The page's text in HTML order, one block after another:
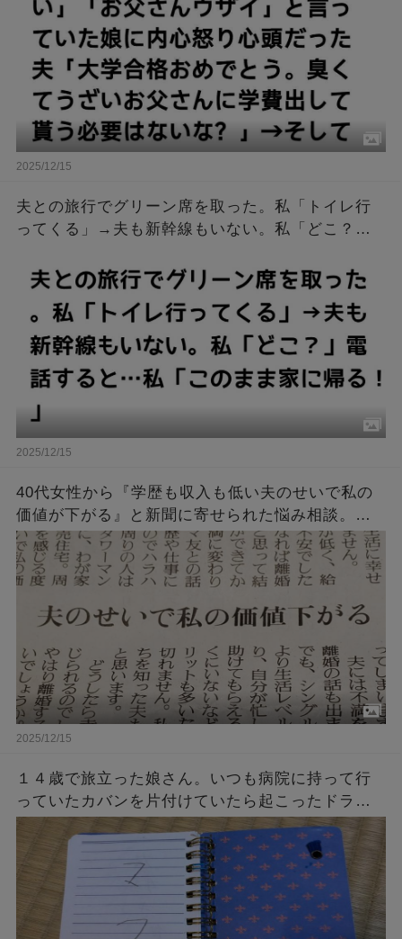
2025/12/15
夫との旅行でグリーン席を取った。私「トイレ行
ってくる」→夫も新幹線もいない。私「どこ？」
2025/12/15
40代女性から『学歴も収入も低い夫のせいで私の
価値が下がる』と新聞に寄せられた悩み相談。
→「回答によく言ってくれた！」「ど正論」
2025/12/15
１４歳で旅立った娘さん。いつも病院に持って行
っていたカバンを片付けていたら起こったドラマ
のような奇跡・・・